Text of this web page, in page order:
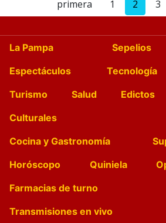
primera 1 2 3
La Pampa Sepelios
Espectáculos
Tecnología
Turismo
Salud Edictos
Culturales
Cocina y Gastronomía
Horóscopo
Quiniela
Farmacias de turno
Transmisiones en vivo